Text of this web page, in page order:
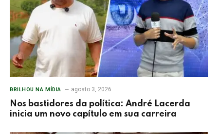
BRILHOU NA MÍDIA agosto 3, 2026
Nos bastidores da política: André Lacerda
inicia um novo capítulo em sua carreira